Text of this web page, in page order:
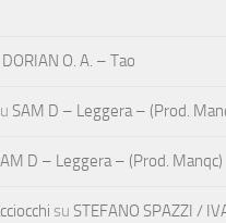
DORIAN O. A. – Tao
SAM D – Leggera – (Prod.
D – Leggera – (Prod. Manqc)
su STEFANO SPAZZI /